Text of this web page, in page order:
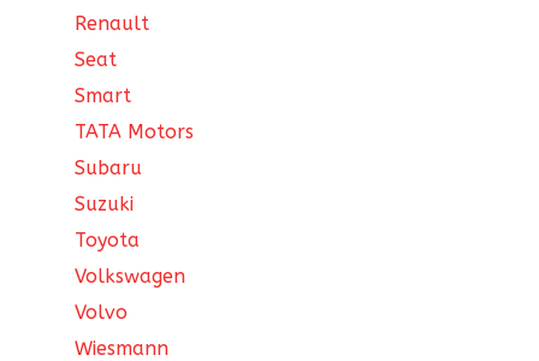
Renault
Seat
Smart
TATA Motors
Subaru
Suzuki
Toyota
Volkswagen
Volvo
Wiesmann